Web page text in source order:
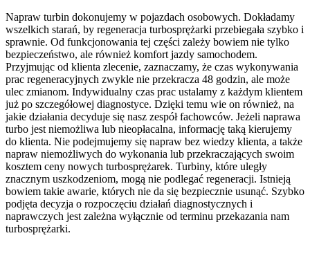
Napraw turbin dokonujemy w pojazdach osobowych. Dokładamy
wszelkich starań, by regeneracja turbosprężarki przebiegała szybko i
sprawnie. Od funkcjonowania tej części zależy bowiem nie tylko
bezpieczeństwo, ale również komfort jazdy samochodem.
Przyjmując od klienta zlecenie, zaznaczamy, że czas wykonywania
prac regeneracyjnych zwykle nie przekracza 48 godzin, ale może
ulec zmianom. Indywidualny czas prac ustalamy z każdym klientem
już po szczegółowej diagnostyce. Dzięki temu wie on również, na
jakie działania decyduje się nasz zespół fachowców. Jeżeli naprawa
turbo jest niemożliwa lub nieopłacalna, informację taką kierujemy
do klienta. Nie podejmujemy się napraw bez wiedzy klienta, a także
napraw niemożliwych do wykonania lub przekraczających swoim
kosztem ceny nowych turbosprężarek. Turbiny, które uległy
znacznym uszkodzeniom, mogą nie podlegać regeneracji. Istnieją
bowiem takie awarie, których nie da się bezpiecznie usunąć. Szybko
podjęta decyzja o rozpoczęciu działań diagnostycznych i
naprawczych jest zależna wyłącznie od terminu przekazania nam
turbosprężarki.